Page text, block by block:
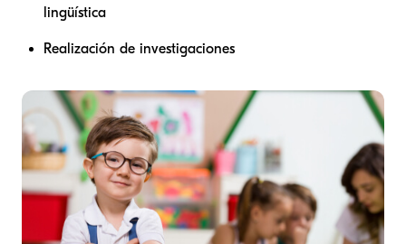
lingüística
Realización de investigaciones